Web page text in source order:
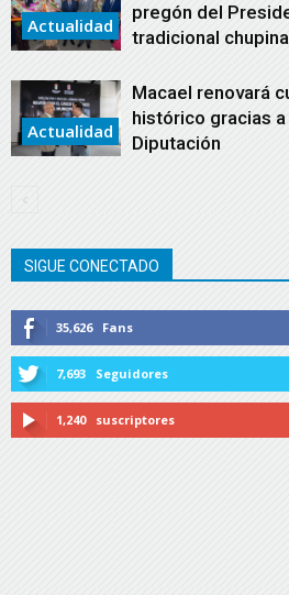
Actualidad
pregón del
tradicional
Actualidad
Macael renovará
histórico gracias a
Diputación
SIGUE CONECTADO
35,626 Fans
7,693 Seguidores
1,240 suscriptores